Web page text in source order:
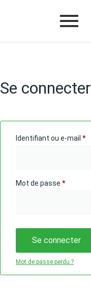
Se connecter
Identifiant ou e-mail *
Mot de passe *
Se connecter
Mot de passe perdu ?